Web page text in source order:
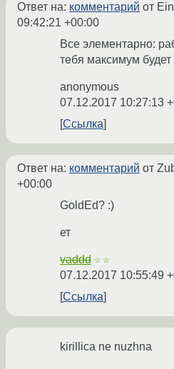
Ответ на: комментарий от
09:42:21 +00:00
Все элементарно:
тебя максимум
anonymous
07.12.2017 10:27:13
Ссылка
Ответ на: комментарий от
+00:00
GoldEd? :)
ет
vaddd ☆☆
07.12.2017 10:55:49
Ссылка
kirillica ne nuzhna